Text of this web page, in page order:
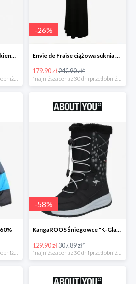
Envie de Fraise ciążowa sukienka 'Madeleine' -50%
-26%
Envie de Fraise ciążowa suknia wieczorowa 'Lucille' -26%
179.90 zł242.90 zł*
*najniższa cena z 30 dni przed obniżką
-58%
KangaROOS Śniegowce "K-Glaze RTX -60%
129.90 zł307.89 zł*
*najniższa cena z 30 dni przed obniżką